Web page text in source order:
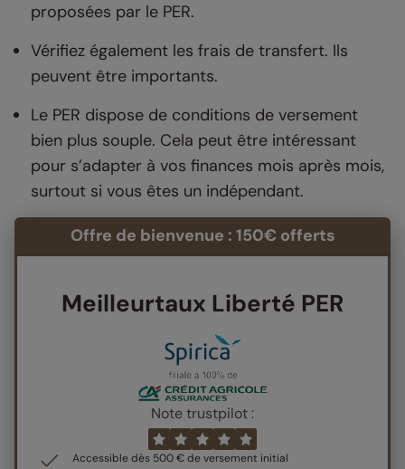
proposées par le PER.
Vérifiez également les frais de transfert. Ils
peuvent être importants.
Le PER dispose de conditions de versement
bien plus souple. Cela peut être intéressant
pour s’adapter à vos finances mois après mois,
surtout si vous êtes un indépendant.
Offre de bienvenue : 150€ offerts
Meilleurtaux Liberté PER
Note trustpilot :
Accessible dès 500 € de versement initial